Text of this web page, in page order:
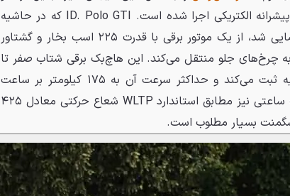
حالا برای نخستین بار این فرمول با پیشرانه الکتریکی اجرا شده است. ID. Polo GTI که در حاشیه
مسابقات ۲۴ ساعته نوربرگ‌رینگ رونمایی شد، از یک موتور برقی با قدرت ۲۲۵ اسب بخار و گشتاور
را به چرخ‌های جلو منتقل می‌کند. این هاچ‌بک برقی شتاب صفر تا
۱۰۰ کیلومتر بر ساعت را در ۶.۸ ثانیه ثبت می‌کند و حداکثر سرعت آن به ۱۷۵ کیلومتر بر ساعت
محدود شده است. باتری ۵۲ کیلووات ساعتی نیز مطابق استاندارد WLTP شعاع حرکتی معادل ۴۲۵
سگمنت بسیار مطلوب است.